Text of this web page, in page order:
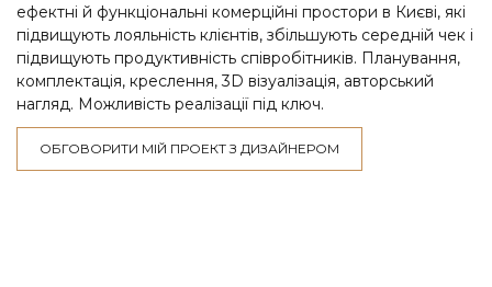
ефектні й функціональні комерційні простори в Києві, які
підвищують лояльність клієнтів, збільшують середній чек і
підвищують продуктивність співробітників. Планування,
комплектація, креслення, 3D візуалізація, авторський
нагляд. Можливість реалізації під ключ.
ОБГОВОРИТИ МІЙ ПРОЕКТ З ДИЗАЙНЕРОМ